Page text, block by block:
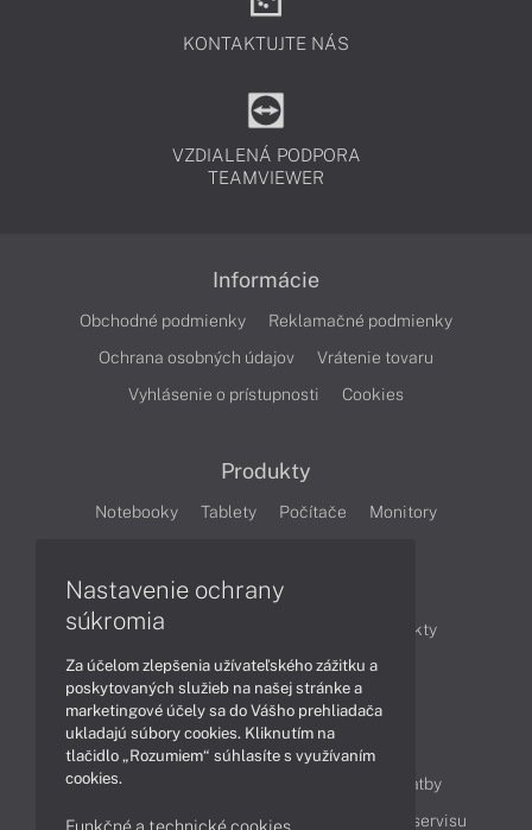
KONTAKTUJTE NÁS
VZDIALENÁ PODPORA
TEAMVIEWER
Informácie
Obchodné podmienky
Reklamačné podmienky
Ochrana osobných údajov
Vrátenie tovaru
Vyhlásenie o prístupnosti
Cookies
Produkty
Notebooky Tablety Počítače Monitory
Články
Obchodné informácie
Produkty
Technológie
Videá
Obsah
Ako nakupovať
Možnosti doručenia a platby
Podpora a servis
Servisné služby Cenník servisu
Nastavenie ochrany
súkromia
Za účelom zlepšenia užívateľského zážitku a
poskytovaných služieb na našej stránke a
marketingové účely sa do Vášho prehliadača
ukladajú súbory cookies. Kliknutím na
tlačidlo „Rozumiem“ súhlasíte s využívaním
cookies.